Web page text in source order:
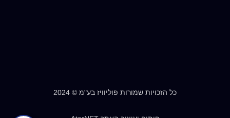
כל הזכויות שמורות פוליוויז בע"מ © 2024